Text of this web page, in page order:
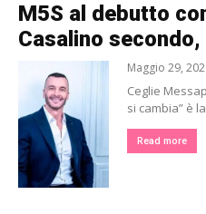
M5S al debutto
Casalino
Maggio 29,
Ceglie
si cambia” è
Read more